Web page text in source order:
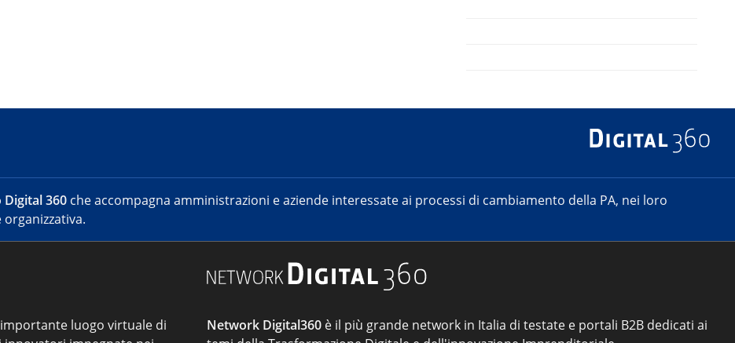
Digital 360 che accompagna amministrazioni e aziende interessate ai processi di cambiamento della PA, nei loro
luogo virtuale di
Network Digital360 è il più grande network in Italia di testate e portali B2B dedicati ai